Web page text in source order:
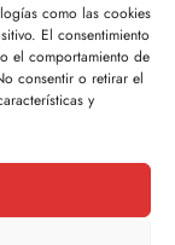
como las cookies
El consentimiento
el comportamiento de
consentir o retirar el
y